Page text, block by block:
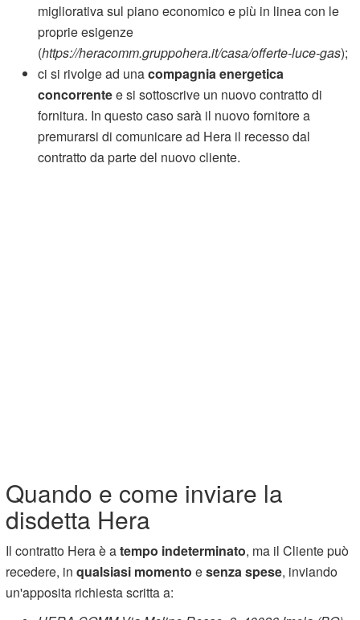
migliorativa sul piano economico e più in linea con le
proprie esigenze
(https://heracomm.gruppohera.it/casa/offerte-luce-gas);
ci si rivolge ad unacompagnia energetica
concorrentee si sottoscrive un nuovo contratto di
fornitura. In questo caso sarà il nuovo fornitore a
premurarsi di comunicare ad Hera il recesso dal
contratto da parte del nuovo cliente.
Quando e come inviare la
disdetta Hera
Il contratto Hera è atempo indeterminato, ma il Cliente può
recedere, inqualsiasi momento esenza spese, inviando
un'apposita richiesta scritta a: